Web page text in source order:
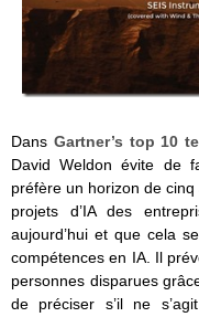
Dans Gartner’s top 10
David Weldon évite de
préfère un horizon de
projets d’IA des
aujourd’hui et que cela
compétences en IA. Il
personnes disparues
de préciser s’il ne